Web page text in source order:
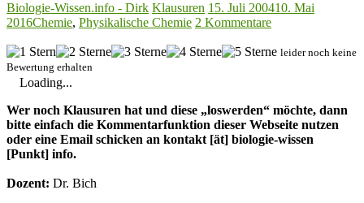
Biologie-Wissen.info - Dirk Klausuren 15. Juli 200410. Mai
2016Chemie, Physikalische Chemie 2 Kommentare
leider noch keine
Bewertung erhalten
Loading...
Wer noch Klausuren hat und diese „loswerden“ möchte, dann
bitte einfach die Kommentarfunktion dieser Webseite nutzen
oder eine Email schicken an kontakt [ät] biologie-wissen
[Punkt] info.
Dozent: Dr. Bich